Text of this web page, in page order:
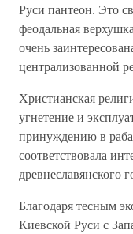
Руси пантеон. Это
феодальная
очень
централизованной
Христианская
угнетение и
принуждению в
соответствовала
древнеславянского
Благодаря тесным
Киевской Руси с